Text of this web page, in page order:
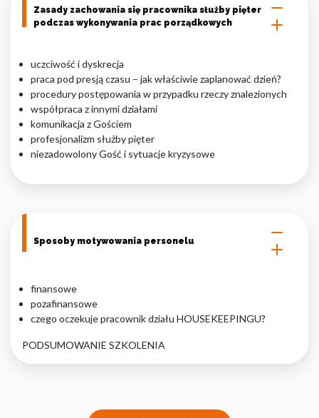
Zasady zachowania się pracownika służby pięter
podczas wykonywania prac porządkowych
uczciwość i dyskrecja
praca pod presją czasu – jak właściwie zaplanować dzień?
procedury postępowania w przypadku rzeczy znalezionych
współpraca z innymi działami
komunikacja z Gościem
profesjonalizm służby pięter
niezadowolony Gość i sytuacje kryzysowe
Sposoby motywowania personelu
finansowe
pozafinansowe
czego oczekuje pracownik działu HOUSEKEEPINGU?
PODSUMOWANIE SZKOLENIA